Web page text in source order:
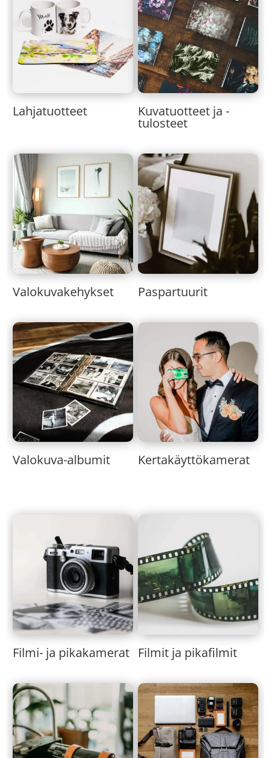
Lahjatuotteet Kuvatuotteet ja -
tulosteet
Valokuvakehykset Paspartuurit
Valokuva-albumit Kertakäyttökamerat
Filmi- ja pikakamerat Filmit ja pikafilmit